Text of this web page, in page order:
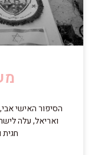
הסיפור האישי
חגית